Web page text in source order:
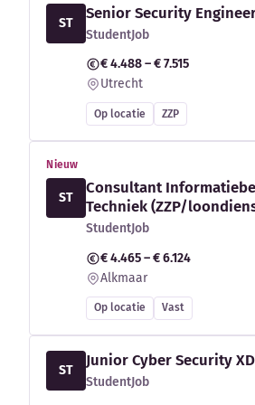
ST
Senior Security
StudentJob
€ 4.488 – € 7.515
Utrecht
Op locatie ZZP
Nieuw
ST
Consultant
Techniek (ZZP/
StudentJob
€ 4.465 – € 6.124
Alkmaar
Op locatie Vast
ST
Junior Cyber Security
StudentJob